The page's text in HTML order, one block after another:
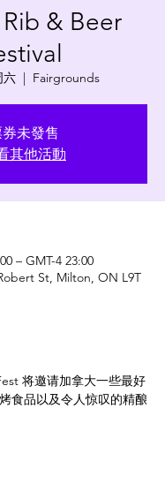
& Beer
六
  |
Fairgrounds
券未發售
其他活動
– GMT-4 23:00
St, Milton, ON L9T
将邀请加拿大一些最好
食品以及令人惊叹的精酿